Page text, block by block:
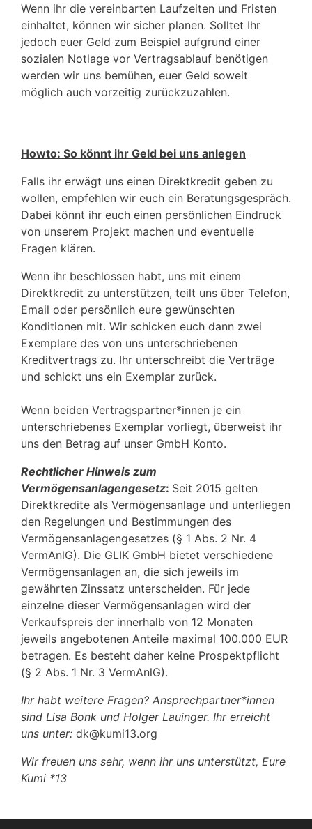
Wenn ihr die vereinbarten Laufzeiten und Fristen
einhaltet, können wir sicher planen. Solltet Ihr
jedoch euer Geld zum Beispiel aufgrund einer
sozialen Notlage vor Vertragsablauf benötigen
werden wir uns bemühen, euer Geld soweit
möglich auch vorzeitig zurückzuzahlen.
Howto: So könnt ihr Geld bei uns anlegen
Falls ihr erwägt uns einen Direktkredit geben zu
wollen, empfehlen wir euch ein Beratungsgespräch.
Dabei könnt ihr euch einen persönlichen Eindruck
von unserem Projekt machen und eventuelle
Fragen klären.
Wenn ihr beschlossen habt, uns mit einem
Direktkredit zu unterstützen, teilt uns über Telefon,
Email oder persönlich eure gewünschten
Konditionen mit. Wir schicken euch dann zwei
Exemplare des von uns unterschriebenen
Kreditvertrags zu. Ihr unterschreibt die Verträge
und schickt uns ein Exemplar zurück.
Wenn beiden Vertragspartner*innen je ein
unterschriebenes Exemplar vorliegt, überweist ihr
uns den Betrag auf unser GmbH Konto.
Rechtlicher Hinweis zum
Vermögensanlagengesetz: Seit 2015 gelten
Direktkredite als Vermögensanlage und unterliegen
den Regelungen und Bestimmungen des
Vermögensanlagengesetzes (§ 1 Abs. 2 Nr. 4
VermAnlG). Die GLIK GmbH bietet verschiedene
Vermögensanlagen an, die sich jeweils im
gewährten Zinssatz unterscheiden. Für jede
einzelne dieser Vermögensanlagen wird der
Verkaufspreis der innerhalb von 12 Monaten
jeweils angebotenen Anteile maximal 100.000 EUR
betragen. Es besteht daher keine Prospektpflicht
(§ 2 Abs. 1 Nr. 3 VermAnlG).
Ihr habt weitere Fragen? Ansprechpartner*innen
sind Lisa Bonk und Holger Lauinger. Ihr erreicht
uns unter: dk@kumi13.org
Wir freuen uns sehr, wenn ihr uns unterstützt, Eure
Kumi *13